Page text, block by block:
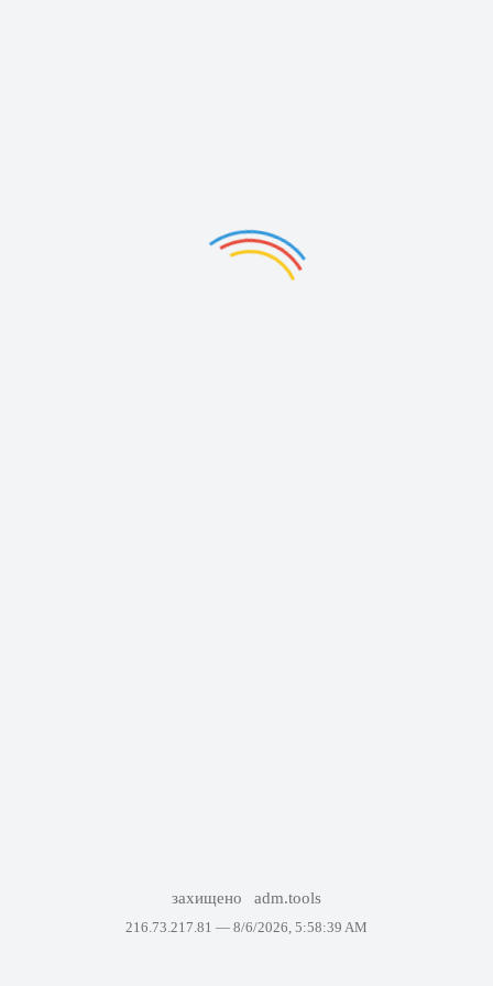
захищено adm.tools
216.73.217.81 — 8/6/2026, 5:58:39 AM